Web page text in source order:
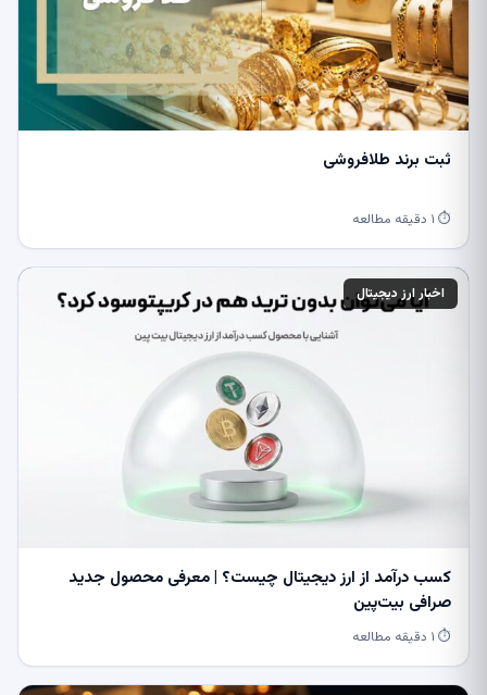
ثبت برند طلافروشی
⏱ ۱ دقیقه مطالعه
اخبار ارز دیجیتال
کسب درآمد از ارز دیجیتال چیست؟ | معرفی محصول جدید
صرافی بیت‌پین
⏱ ۱ دقیقه مطالعه